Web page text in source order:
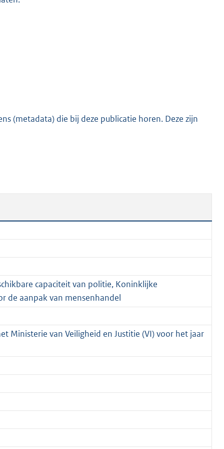
(metadata) die bij deze publicatie horen. Deze zijn
capaciteit van politie, Koninklijke
de aanpak van mensenhandel
Ministerie van Veiligheid en Justitie (VI) voor het jaar